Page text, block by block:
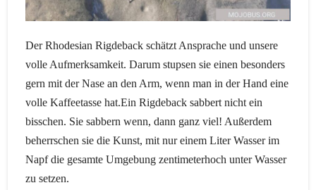
Der Rhodesian Rigdeback schätzt Ansprache und unsere
volle Aufmerksamkeit. Darum stupsen sie einen besonders
gern mit der Nase an den Arm, wenn man in der Hand eine
volle Kaffeetasse hat.Ein Rigdeback sabbert nicht ein
bisschen. Sie sabbern wenn, dann ganz viel! Außerdem
beherrschen sie die Kunst, mit nur einem Liter Wasser im
Napf die gesamte Umgebung zentimeterhoch unter Wasser
zu setzen.